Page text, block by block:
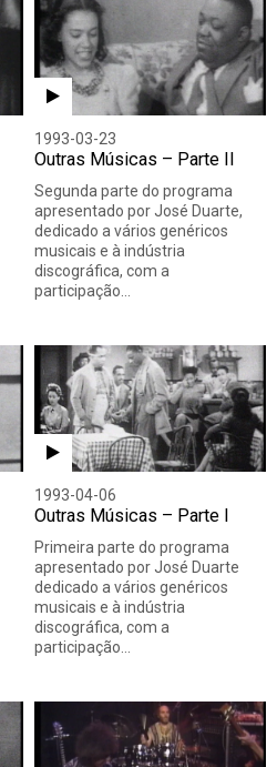
1993-03-23
Outras Músicas – Parte II
Segunda parte do programa
apresentado por José Duarte,
dedicado a vários genéricos
musicais e à indústria
discográfica, com a
participação…
1993-04-06
Outras Músicas – Parte I
Primeira parte do programa
apresentado por José Duarte
dedicado a vários genéricos
musicais e à indústria
discográfica, com a
participação…